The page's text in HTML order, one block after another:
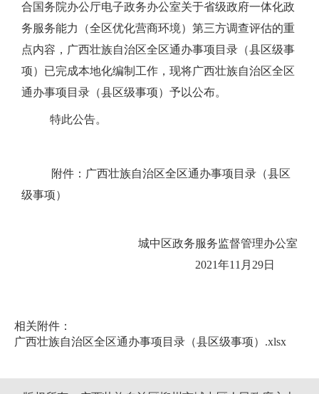
合国务院办公厅电子政务办公室关于省级政府一体化政
务服务能力（全区优化营商环境）第三方调查评估的重
点内容，广西壮族自治区全区通办事项目录（县区级事
项）已完成本地化编制工作，现将广西壮族自治区全区
通办事项目录（县区级事项）予以公布。
特此公告。
附件：广西壮族自治区全区通办事项目录（县区
级事项）
城中区政务服务监督管理办公室
2021年11 月 29日
相关附件：
广西壮族自治区全区通办事项目录（县区级事项）.xlsx